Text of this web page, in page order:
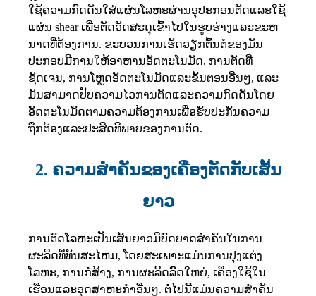
ໃຊ້ຄວາມກົດດັນໃສ່ແຜ່ນໂລຫະຜ່ານອຸປະກອນຕັດແລະໃຊ້
ແຜ່ນ shear ເພື່ອຕັດວັດສະດຸເຂົ້າໄປໃນຮູບຮ່າງແລະຂະຫ
ນາດທີ່ຕ້ອງການ. ຂະບວນການເຮັດວຽກຕົ້ນຕໍຂອງມັນ
ປະກອບມີການໃຫ້ອາຫານອັດຕະໂນມັດ, ການຕັດທີ່
ຊັດເຈນ, ການໂຫຼດອັດຕະໂນມັດແລະຂັ້ນຕອນອື່ນໆ, ແລະ
ມັນສາມາດປັບຄວາມໄວການຕັດແລະຄວາມກົດດັນໂດຍ
ອັດຕະໂນມັດຕາມຄວາມຕ້ອງການເພື່ອຮັບປະກັນຄວາມ
ຖືກຕ້ອງແລະປະສິດທິພາບຂອງການຕັດ.
2. ຄວາມສໍາຄັນຂອງເຄື່ອງຕັດກັບເສັ້ນ
ຍາວ
ການຕັດໂລຫະເປັນເສັ້ນຍາວມີບົດບາດສໍາຄັນໃນການ
ຜະລິດທີ່ທັນສະໄຫມ, ໂດຍສະເພາະແມ່ນການປຸງແຕ່ງ
ໂລຫະ, ການກໍ່ສ້າງ, ການຜະລິດລົດໃຫຍ່, ເຄື່ອງໃຊ້ໃນ
ເຮືອນແລະອຸດສາຫະກໍາອື່ນໆ. ຕໍ່ໄປນີ້ແມ່ນຄວາມສໍາຄັນ